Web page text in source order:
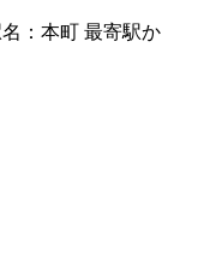
：本町 最寄駅か